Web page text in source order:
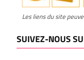
Les liens du site
SUIVEZ-NOUS